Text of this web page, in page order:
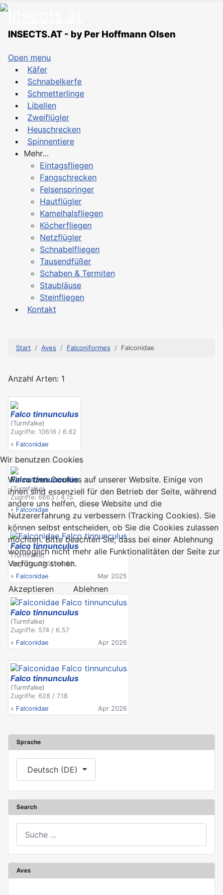
INSECTS.AT - by Per Hoffmann Olsen
Open menu
Käfer
Schnabelkerfe
Schmetterlinge
Libellen
Zweiflügler
Heuschrecken
Spinnentiere
Mehr…
Eintagsfliegen
Fangschrecken
Felsenspringer
Hautflügler
Kamelhalsfliegen
Köcherfliegen
Netzflügler
Schnabelfliegen
Tausendfüßer
Schaben & Termiten
Staubläuse
Steinfliegen
Kontakt
Sprache
Sprache auswählen
Deutsch (DE)
Search
Aves
Start Aves Falconiformes Falconidae
Anzahl Arten: 1
Falco tinnunculus
(Turmfalke)
Zugriffe: 10616 / 6.62
» Falconidae
Falco tinnunculus
(Turmfalke)
Zugriffe: 6663 / 4.15
» Falconidae
Falco tinnunculus
(Turmfalke)
Zugriffe: 2261 / 4.62
» Falconidae Mar 2025
Falco tinnunculus
(Turmfalke)
Zugriffe: 574 / 6.57
» Falconidae Apr 2026
Falco tinnunculus
(Turmfalke)
Zugriffe: 628 / 7.18
» Falconidae Apr 2026
Wir benutzen Cookies
Wir nutzen Cookies auf unserer Website. Einige von
ihnen sind essenziell für den Betrieb der Seite, während
andere uns helfen, diese Website und die
Nutzererfahrung zu verbessern (Tracking Cookies). Sie
können selbst entscheiden, ob Sie die Cookies zulassen
möchten. Bitte beachten Sie, dass bei einer Ablehnung
womöglich nicht mehr alle Funktionalitäten der Seite zur
Verfügung stehen.
Akzeptieren Ablehnen